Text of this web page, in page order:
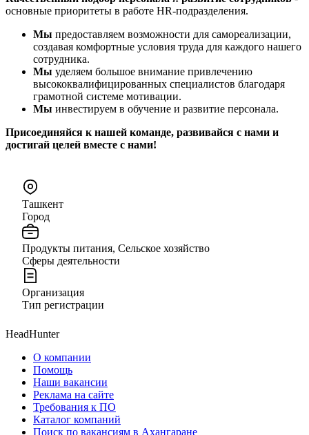
основные приоритеты в работе HR-подразделения.
Мы предоставляем возможности для самореализации,
создавая комфортные условия труда для каждого нашего
сотрудника.
Мы уделяем большое внимание привлечению
высококвалифицированных специалистов благодаря
грамотной системе мотивации.
Мы инвестируем в обучение и развитие персонала.
Присоединяйся к нашей команде, развивайся с нами и
достигай целей вместе с нами!
Ташкент
Город
Продукты питания, Сельское хозяйство
Сферы деятельности
Организация
Тип регистрации
HeadHunter
О компании
Помощь
Наши вакансии
Реклама на сайте
Требования к ПО
Каталог компаний
Поиск по вакансиям в Ахангаране